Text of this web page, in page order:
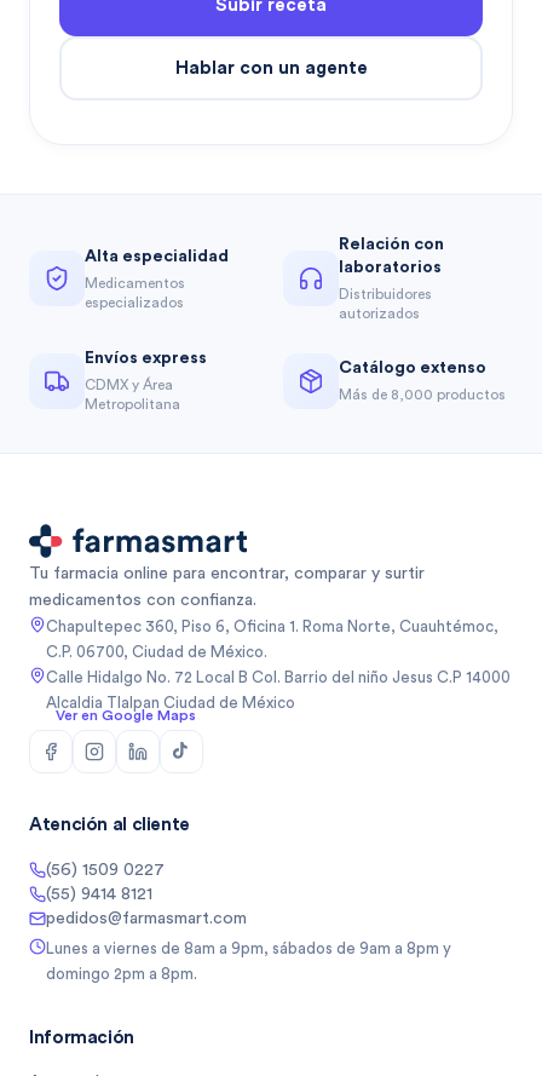
Subir receta
Hablar con un agente
Alta especialidad
Medicamentos
especializados
Relación con
laboratorios
Distribuidores
autorizados
Envíos express
CDMX y Área
Metropolitana
Catálogo extenso
Más de 8,000 productos
Tu farmacia online para encontrar, comparar y surtir
medicamentos con confianza.
Chapultepec 360, Piso 6, Oficina 1. Roma Norte, Cuauhtémoc,
C.P. 06700, Ciudad de México.
Calle Hidalgo No. 72 Local B Col. Barrio del niño Jesus C.P 14000
Alcaldia Tlalpan Ciudad de México
Ver en Google Maps
Atención al cliente
(56) 1509 0227
(55) 9414 8121
pedidos@farmasmart.com
Lunes a viernes de 8am a 9pm, sábados de 9am a 8pm y
domingo 2pm a 8pm.
Información